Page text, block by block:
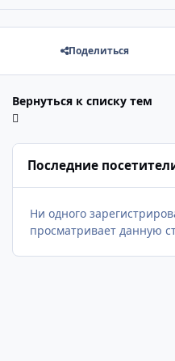
Поделиться
Вернуться к списку тем
Последние
Ни одного
просматривает данную